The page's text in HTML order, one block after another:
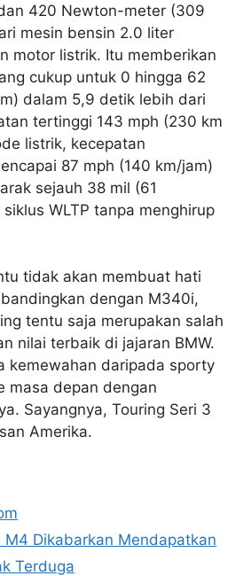
420 Newton-meter (309
mesin bensin 2.0 liter
motor listrik. Itu memberikan
cukup untuk 0 hingga 62
dalam 5,9 detik lebih dari
tertinggi 143 mph (230 km
listrik, kecepatan
87 mph (140 km/jam)
sejauh 38 mil (61
WLTP tanpa menghirup
tidak akan membuat hati
dengan M340i,
tentu saja merupakan salah
nilai terbaik di jajaran BMW.
kemewahan daripada sporty
masa depan dengan
Sayangnya, Touring Seri 3
Amerika.
M4 Dikabarkan Mendapatkan
Terduga